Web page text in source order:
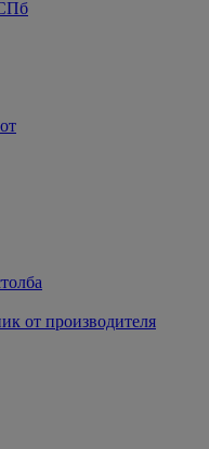
от производителя